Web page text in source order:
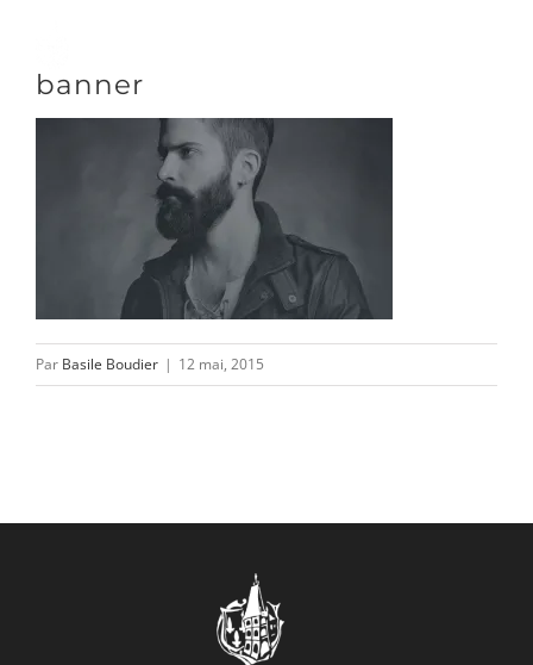
contenu
DÉCOUVRIR
VENIR
NOUS SUIVRE
banner
Par Basile Boudier | 12 mai, 2015